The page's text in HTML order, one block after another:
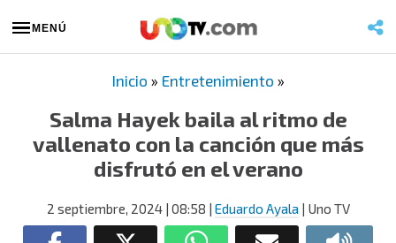
MENÚ
Inicio » Entretenimiento »
Salma Hayek baila al ritmo de
vallenato con la canción que más
disfrutó en el verano
2 septiembre, 2024| 08:58 | Eduardo Ayala | Uno TV